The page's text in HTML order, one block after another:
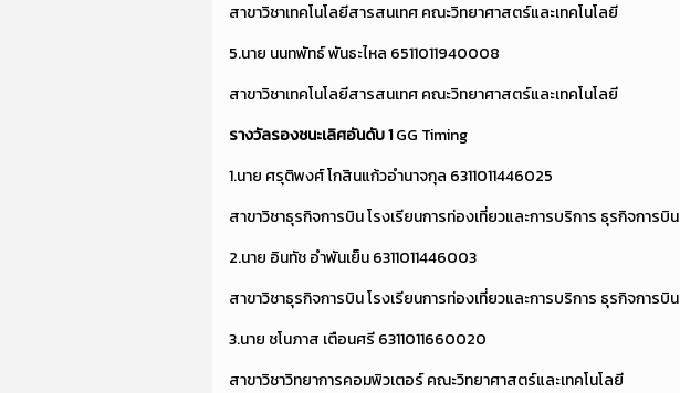
สาขาวิชาเทคโนโลยีสารสนเทศ คณะวิทยาศาสตร์และเทคโนโลยี
5.นาย นนทพัทธ์ พันธะไหล 6511011940008
สาขาวิชาเทคโนโลยีสารสนเทศ คณะวิทยาศาสตร์และเทคโนโลยี
รางวัลรองชนะเลิศอันดับ1GG Timing
1.นาย ศรุติพงศ์ โกสินแก้วอำนาจกุล 6311011446025
สาขาวิชาธุรกิจการบิน โรงเรียนการท่องเที่ยวและการบริการ ธุรกิจการบิน
2.นาย อินทัช อำพันเย็น 6311011446003
สาขาวิชาธุรกิจการบิน โรงเรียนการท่องเที่ยวและการบริการ ธุรกิจการบิน
3.นาย ชโนภาส เตือนศรี 6311011660020
สาขาวิชาวิทยาการคอมพิวเตอร์ คณะวิทยาศาสตร์และเทคโนโลยี